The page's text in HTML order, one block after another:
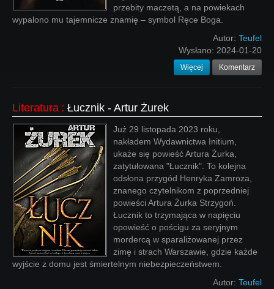
przebity maczetą, a na powiekach
wypalono mu tajemnicze znamię – symbol Ręce Boga.
Autor: Teufel
Wysłano: 2024-01-20
Więcej Komentarz
Literatura : Łucznik - Artur Żurek
Już 29 listopada 2023 roku,
nakładem Wydawnictwa Initium,
ukaże się powieść Artura Żurka,
zatytułowana "Łucznik". To kolejna
odsłona przygód Henryka Zamroza,
znanego czytelnikom z poprzedniej
powieści Artura Żurka Strzygoń.
Łucznik to trzymająca w napięciu
opowieść o pościgu za seryjnym
mordercą w sparaliżowanej przez
zimę i strach Warszawie, gdzie każde
wyjście z domu jest śmiertelnym niebezpieczeństwem.
Autor: Teufel